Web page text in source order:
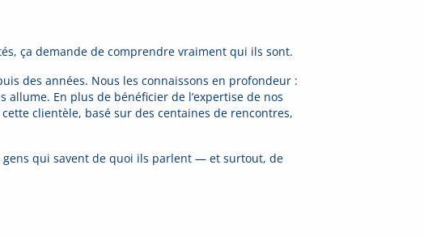
ça demande de comprendre vraiment qui ils sont.
des années. Nous les connaissons en profondeur :
En plus de bénéficier de l’expertise de nos
clientèle, basé sur des centaines de rencontres,
qui savent de quoi ils parlent — et surtout, de